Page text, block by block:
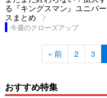
る『キングスマン』ユニバー
スまとめ
今週のクローズアップ
« 前 2 3
おすすめ特集